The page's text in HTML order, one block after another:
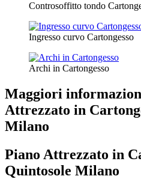
Controsoffitto tondo
Ingresso curvo Cartongesso
Archi in Cartongesso
Maggiori
Attrezzato in
Milano
Piano Attrezzato in
Quintosole Milano